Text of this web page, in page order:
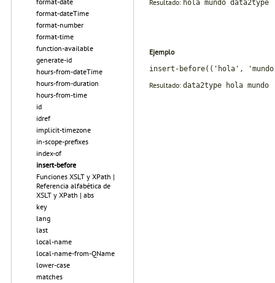
format-dateTime
format-number
format-time
function-available
generate-id
hours-from-dateTime
hours-from-duration
hours-from-time
id
idref
implicit-timezone
in-scope-prefixes
index-of
insert-before
Funciones XSLT y XPath |
Referencia alfabética de
XSLT y XPath | abs
key
lang
last
local-name
local-name-from-QName
lower-case
matches
Resultado: hola mundo data2type
Ejemplo
insert-before(('hola',
Resultado: data2type hola mundo